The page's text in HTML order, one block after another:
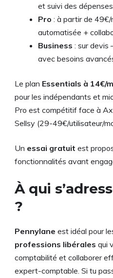
et suivi des dépenses
Pro : à partir de
automatisée +
Business : sur devis
avec besoins
Le plan Essentials à 14€/
pour les indépendants et
Pro est compétitif face à
Sellsy (29-49€/utilisateur/
Un essai gratuit est
fonctionnalités avant
À qui
?
Pennylane est idéal pour
professions libérales qui
comptabilité et collaborer
expert-comptable. Si tu